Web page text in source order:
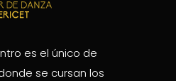
es el único de
se cursan los